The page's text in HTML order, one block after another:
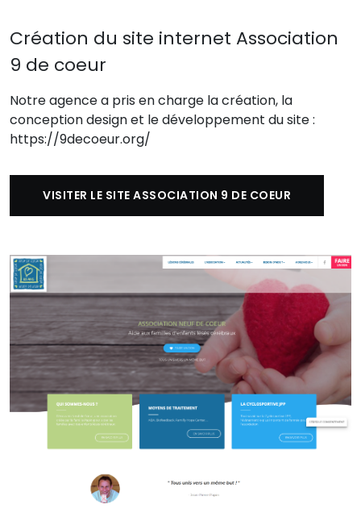
Création du site internet Association
9 de coeur
Notre agence a pris en charge la création, la
conception design et le développement du site :
https://9decoeur.org/
VISITER LE SITE ASSOCIATION 9 DE COEUR